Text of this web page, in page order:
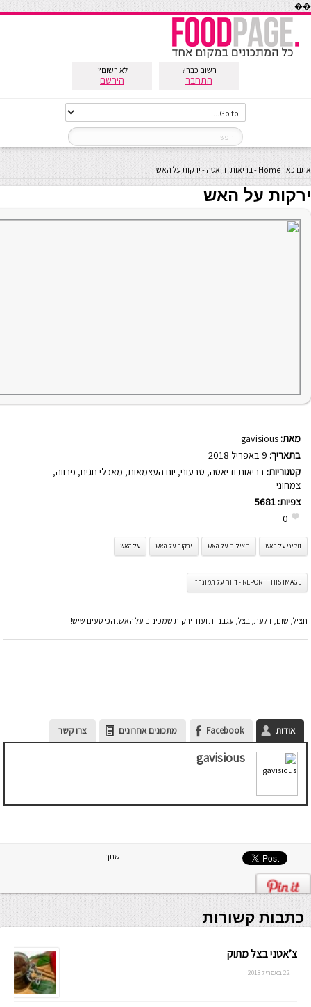
��
רשום כבר?
התחבר
לא רשום?
הירשם
אתם כאן: Home
-בריאות ודיאטה - ירקות על האש
ירקות על האש
מאת: gavisious
בתאריך:
קטגוריות: בריאות ודיאטה, טבעוני, יום העצמאות, מאכלי חגים, פרווה,
צמחוני
צפיות: 5681
0
זוקיני על האש חצילים על האש ירקות על האש על האש
REPORT THIS IMAGE - דווח על תמונה זו
חציל, שום, דלעת, בצל, עגבניות ועוד ירקות שמכינים על האש. הכי טעים שיש!
אודות Facebook מתכונים אחרונים צרו קשר
gavisious
שתף
כתבות קשורות
צ’אטני בצל מתוק
22 באפריל 2018